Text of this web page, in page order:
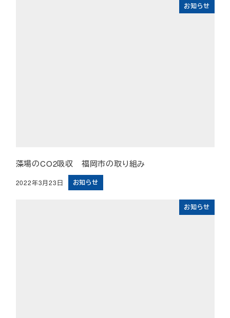
お知らせ
藻場のCO2吸収 福岡市の取り組み
投稿日
2022年3月23日 お知らせ
お知らせ